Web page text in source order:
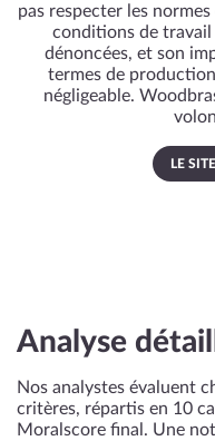
pas respecter les
conditions de travail
dénoncées, et son
termes de
négligeable.
LE
Analyse
Nos analystes évaluent
critères, répartis en 10
Moralscore final. Une